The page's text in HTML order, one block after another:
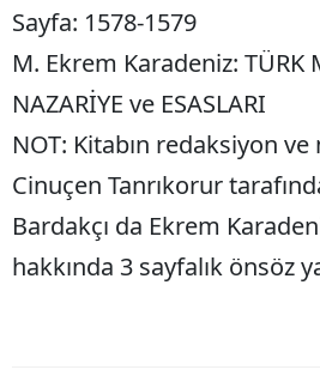
Sayfa: 1578-1579
M. Ekrem Karadeniz: TÜRK
NAZARİYE ve ESASLARI
NOT: Kitabın redaksiyon
Cinuçen Tanrıkorur
Bardakçı da Ekrem
hakkında 3 sayfalık önsöz